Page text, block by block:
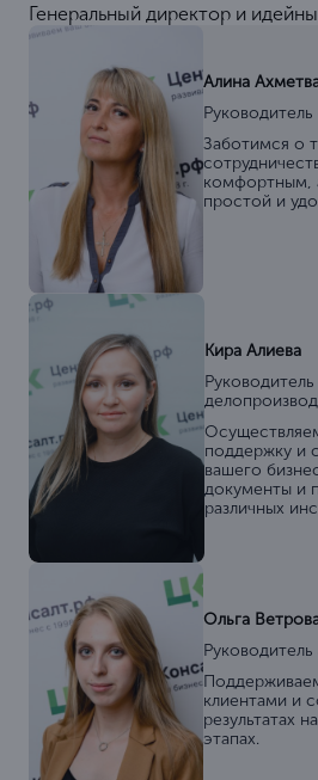
Генеральный директор и
Алина
Заботимся о
комфортным,
простой и
Кира Алиева
Руководитель
поддержку и
вашего
документы и
различных
Ольга
Руководитель
клиентами и
результатах
этапах.